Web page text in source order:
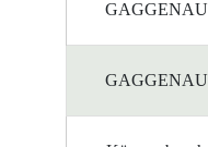
GAGGENAU
GAGGENAU